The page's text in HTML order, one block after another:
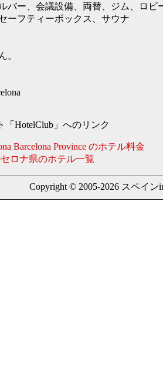
バー、会議設備、両替、ジム、ロ
ーフティーボックス、サウナ
。
HotelClub」へのリンク
Barcelona Province のホテル料金
ロナ県のホテル一覧
Copyright © 2005-2026 スペイン